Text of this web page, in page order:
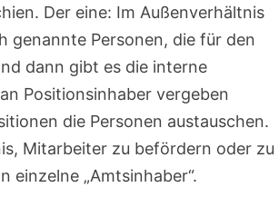
Der eine: Im Außenverhältnis
genannte Personen, die für den
dann gibt es die interne
Positionsinhaber vergeben
die Personen austauschen.
Mitarbeiter zu befördern oder zu
einzelne „Amtsinhaber“.